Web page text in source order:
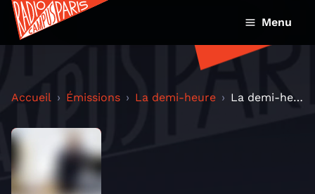
Menu
Accueil Émissions La demi-heure La demi-heure // Les inégalités à l'école